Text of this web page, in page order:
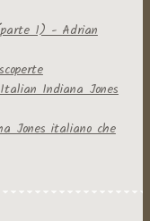
1) - Adrian
Indiana Jones
Jones italiano che